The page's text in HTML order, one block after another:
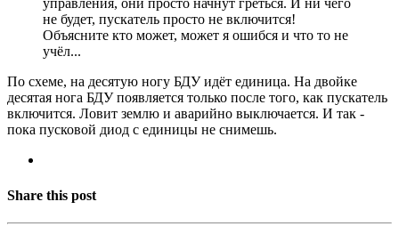
управления, они просто начнут греться. И ни чего
не будет, пускатель просто не включится!
Объясните кто может, может я ошибся и что то не
учёл...
По схеме, на десятую ногу БДУ идёт единица. На двойке
десятая нога БДУ появляется только после того, как пускатель
включится. Ловит землю и аварийно выключается. И так -
пока пусковой диод с единицы не снимешь.
Share this post